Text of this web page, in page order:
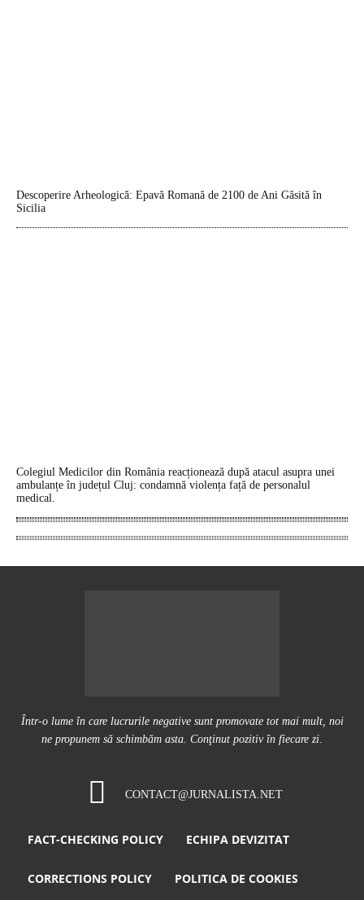
Descoperire Arheologică: Epavă Romană de 2100 de Ani Găsită în
Sicilia
Colegiul Medicilor din România reacționează după atacul asupra unei
ambulanțe în județul Cluj: condamnă violența față de personalul
medical.
Într-o lume în care lucrurile negative sunt promovate tot mai mult, noi
ne propunem să schimbăm asta. Conţinut pozitiv în fiecare zi.
CONTACT@JURNALISTA.NET
FACT-CHECKING POLICY ECHIPA DEVIZITAT
CORRECTIONS POLICY POLITICA DE COOKIES